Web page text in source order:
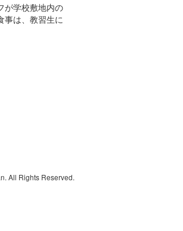
が学校敷地内の
事は、教習生に
All Rights Reserved.